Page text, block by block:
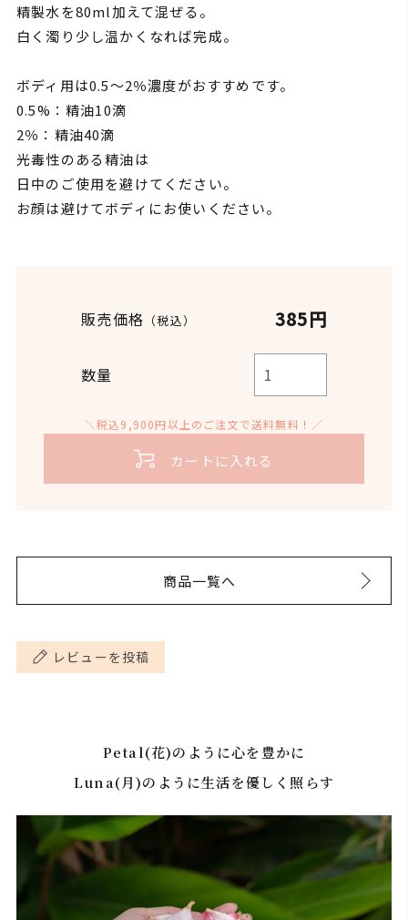
精製水を80ml加えて混ぜる。
白く濁り少し温かくなれば完成。
ボディ用は0.5～2％濃度がおすすめです。
0.5%：精油10滴
2％：精油40滴
光毒性のある精油は
日中のご使用を避けてください。
お顔は避けてボディにお使いください。
販売価格 （税込） 385円
数量
＼税込9,900円以上のご注文で送料無料！／
カートに入れる
商品一覧へ
レビューを投稿
Petal(花)のように心を豊かに
Luna(月)のように生活を優しく照らす